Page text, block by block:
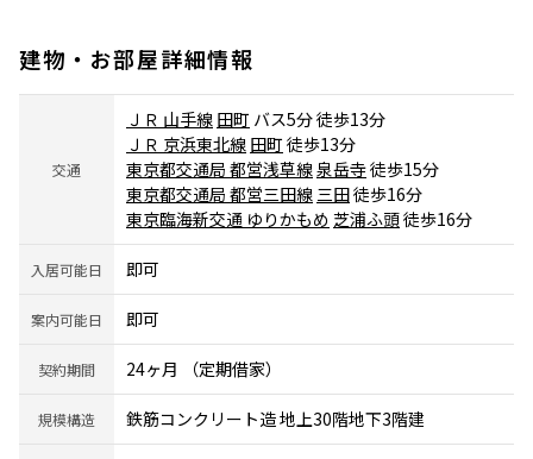
建物・お部屋詳細情報
交通
ＪＲ 山手線 田町 バス5分 徒歩13分
ＪＲ 京浜東北線 田町 徒歩13分
東京都交通局 都営浅草線泉岳寺徒歩15分
東京都交通局 都営三田線三田徒歩16分
東京臨海新交通 ゆりかもめ 芝浦ふ頭徒歩16分
入居可能日 即可
案内可能日 即可
契約期間 24ヶ月 （定期借家）
規模構造 鉄筋コンクリート造 地上30階地下3階建